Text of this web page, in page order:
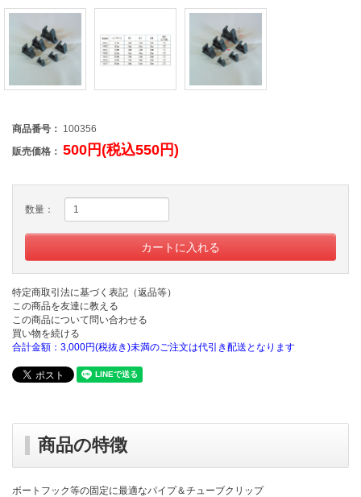
商品番号： 100356
販売価格： 500円(税込550円)
数量：
特定商取引法に基づく表記（返品等）
この商品を友達に教える
この商品について問い合わせる
買い物を続ける
合計金額：3,000円(税抜き)未満のご注文は代引き配送となります
商品の特徴
ボートフック等の固定に最適なパイプ＆チューブクリップ